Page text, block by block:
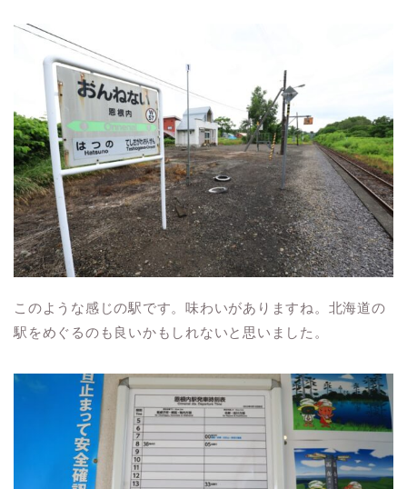
このような感じの駅です。味わいがありますね。北海道の
駅をめぐるのも良いかもしれないと思いました。